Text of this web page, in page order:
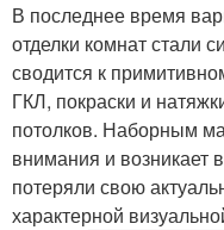
В последнее время
отделки комнат стали
сводится к
ГКЛ, покраски и
потолков. Наборным
внимания и возникает
потеряли свою
характерной